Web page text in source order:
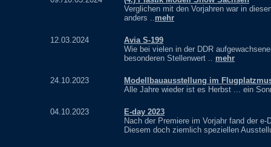
Verglichen mit den Vorjahren war in
anders ..mehr
12.03.2024
Avia S-199
Wie bei vielen in der DDR
besonderen Stellenwert .. mehr
24.10.2023
Modellbauausstellung im
Alle Jahre wieder ist es Herbst ... ein
04.10.2023
E-day 2023
Nach der Premiere im Vorjahr fand der
Diesem doch ziemlich speziellen